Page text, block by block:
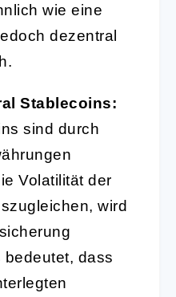
wie eine
dezentral
Stablecoins:
sind durch
Volatilität der
wird
dass